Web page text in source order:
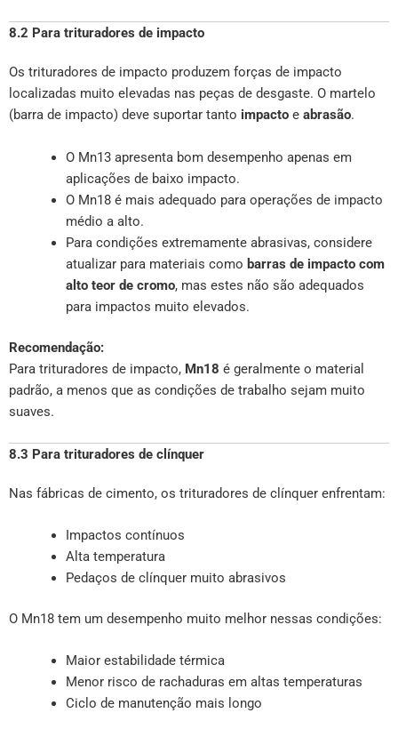
8.2 Para trituradores de impacto
Os trituradores de impacto produzem forças de impacto
localizadas muito elevadas nas peças de desgaste. O martelo
(barra de impacto) deve suportar tanto impacto e abrasão.
O Mn13 apresenta bom desempenho apenas em
aplicações de baixo impacto.
O Mn18 é mais adequado para operações de impacto
médio a alto.
Para condições extremamente abrasivas, considere
atualizar para materiais como barras de impacto com
alto teor de cromo, mas estes não são adequados
para impactos muito elevados.
Recomendação:
Para trituradores de impacto, Mn18 é geralmente o material
padrão, a menos que as condições de trabalho sejam muito
suaves.
8.3 Para trituradores de clínquer
Nas fábricas de cimento, os trituradores de clínquer enfrentam:
Impactos contínuos
Alta temperatura
Pedaços de clínquer muito abrasivos
O Mn18 tem um desempenho muito melhor nessas condições:
Maior estabilidade térmica
Menor risco de rachaduras em altas temperaturas
Ciclo de manutenção mais longo